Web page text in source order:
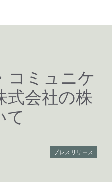
コミュニケ
式会社の株
て
プレスリリース